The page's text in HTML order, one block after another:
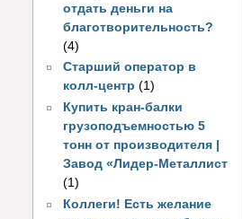
отдать деньги на
благотворительность?
(4)
Старший оператор в
колл-центр (1)
Купить кран-балки
грузоподъемностью 5
тонн от производителя |
Завод «Лидер-Металлист
(1)
Коллеги! Есть желание